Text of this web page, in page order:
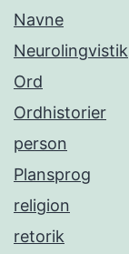
Navne
Neurolingvistik
Ord
Ordhistorier
person
Plansprog
religion
retorik